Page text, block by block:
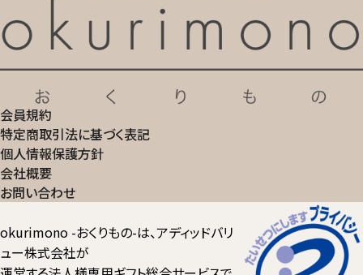
会員規約
特定商取引法に基づく表記
個人情報保護方針
会社概要
お問い合わせ
okurimono -おくりもの-は、アディッドバリ
ュー株式会社が